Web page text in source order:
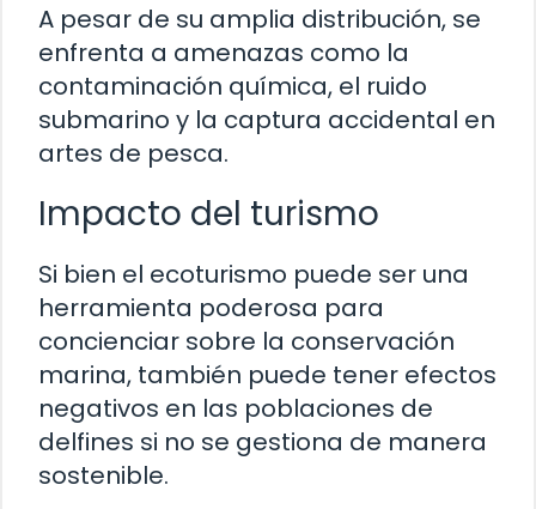
A pesar de su amplia distribución, se
enfrenta a amenazas como la
contaminación química, el ruido
submarino y la captura accidental en
artes de pesca.
Impacto del turismo
Si bien el ecoturismo puede ser una
herramienta poderosa para
concienciar sobre la conservación
marina, también puede tener efectos
negativos en las poblaciones de
delfines si no se gestiona de manera
sostenible.